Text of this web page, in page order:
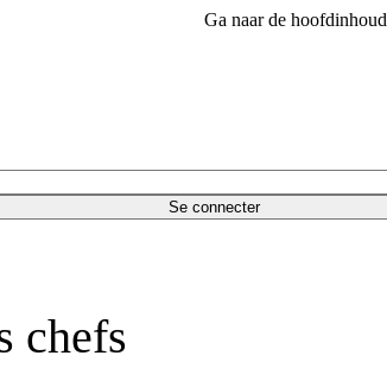
Ga naar de hoofdinhoud
Se connecter
chefs